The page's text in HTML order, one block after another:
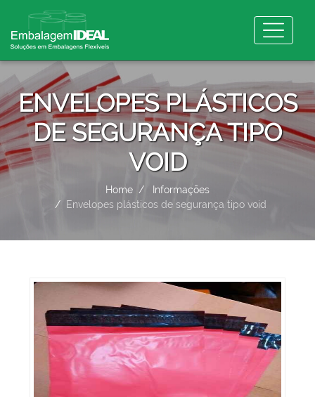
ENVELOPES PLÁSTICOS
DE SEGURANÇA TIPO
VOID
Home
Informações
Envelopes plásticos de segurança tipo void